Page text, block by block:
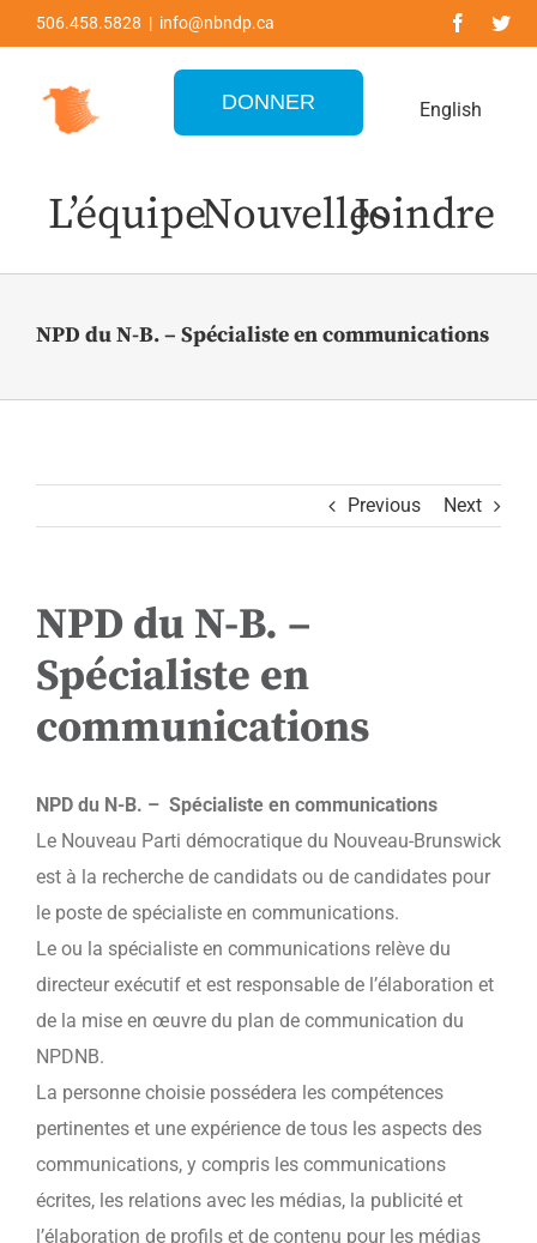
to
content
506.458.5828 | info@nbndp.ca
DONNER English
L’équipeNouvellesJoindre
NPD du N-B. – Spécialiste en communications
Previous Next
NPD du N-B. –
Spécialiste en
communications
NPD du N-B. – Spécialiste en communications
Le Nouveau Parti démocratique du Nouveau-Brunswick
est à la recherche de candidats ou de candidates pour
le poste de spécialiste en communications.
Le ou la spécialiste en communications relève du
directeur exécutif et est responsable de l’élaboration et
de la mise en œuvre du plan de communication du
NPDNB.
La personne choisie possédera les compétences
pertinentes et une expérience de tous les aspects des
communications, y compris les communications
écrites, les relations avec les médias, la publicité et
l’élaboration de profils et de contenu pour les médias